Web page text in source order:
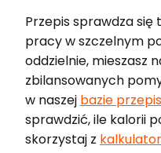
Przepis sprawdza się
pracy w szczelnym
oddzielnie, mieszasz
zbilansowanych
w naszej bazie
sprawdzić, ile kalorii
skorzystaj z